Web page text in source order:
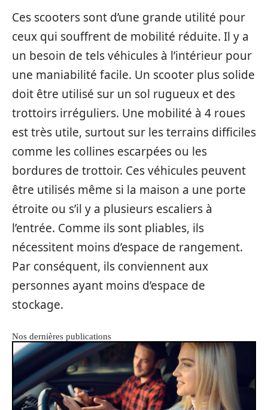
Ces scooters sont d’une grande utilité pour
ceux qui souffrent de mobilité réduite. Il y a
un besoin de tels véhicules à l’intérieur pour
une maniabilité facile. Un scooter plus solide
doit être utilisé sur un sol rugueux et des
trottoirs irréguliers. Une mobilité à 4 roues
est très utile, surtout sur les terrains difficiles
comme les collines escarpées ou les
bordures de trottoir. Ces véhicules peuvent
être utilisés même si la maison a une porte
étroite ou s’il y a plusieurs escaliers à
l’entrée. Comme ils sont pliables, ils
nécessitent moins d’espace de rangement.
Par conséquent, ils conviennent aux
personnes ayant moins d’espace de
stockage.
Nos dernières publications